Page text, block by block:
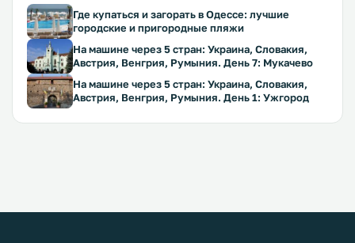
Где купаться и загорать в Одессе: лучшие
городские и пригородные пляжи
На машине через 5 стран: Украина, Словакия,
Австрия, Венгрия, Румыния. День 7: Мукачево
На машине через 5 стран: Украина, Словакия,
Австрия, Венгрия, Румыния. День 1: Ужгород